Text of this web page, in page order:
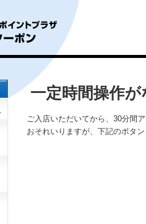
一定時間操作
ご入店いただいてから、30分間
おそれいりますが、下記のボタ